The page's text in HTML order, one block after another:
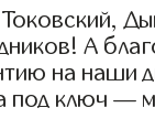
А
на наши
под ключ —